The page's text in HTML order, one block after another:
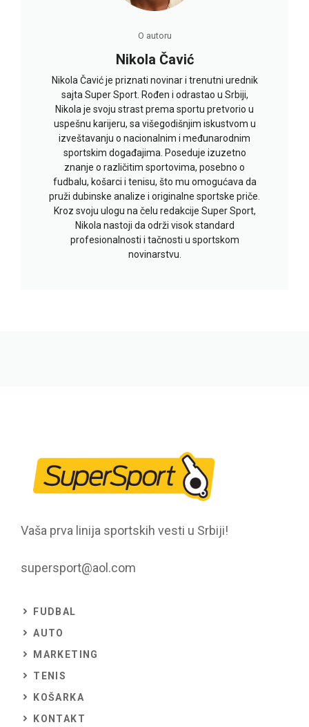
O autoru
Nikola Čavić
Nikola Čavić je priznati novinar i trenutni urednik
sajta Super Sport. Rođen i odrastao u Srbiji,
Nikola je svoju strast prema sportu pretvorio u
uspešnu karijeru, sa višegodišnjim iskustvom u
izveštavanju o nacionalnim i međunarodnim
sportskim događajima. Poseduje izuzetno
znanje o različitim sportovima, posebno o
fudbalu, košarci i tenisu, što mu omogućava da
pruži dubinske analize i originalne sportske priče.
Kroz svoju ulogu na čelu redakcije Super Sport,
Nikola nastoji da održi visok standard
profesionalnosti i tačnosti u sportskom
novinarstvu.
Vaša prva linija sportskih vesti u Srbiji!
supersport@aol.com
FUDBAL
AUTO
MARKETING
TENIS
KOŠARKA
KONTAKT